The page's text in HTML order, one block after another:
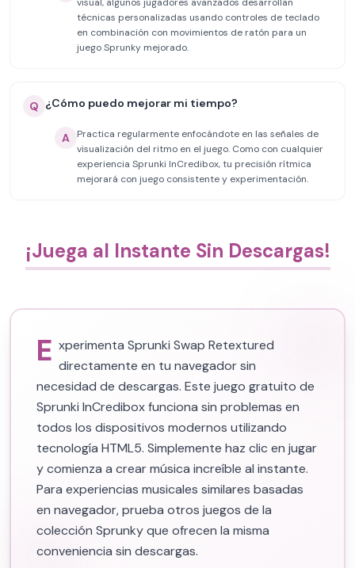
técnicas personalizadas usando controles de teclado
en combinación con movimientos de ratón para un
juego Sprunky mejorado.
Q ¿Cómo puedo mejorar mi tiempo?
A
Practica regularmente enfocándote en las señales de
visualización del ritmo en el juego. Como con cualquier
experiencia Sprunki InCredibox, tu precisión rítmica
mejorará con juego consistente y experimentación.
¡Juega al Instante Sin Descargas!
E xperimenta Sprunki Swap Retextured
directamente en tu navegador sin
necesidad de descargas. Este juego gratuito de
Sprunki InCredibox funciona sin problemas en
todos los dispositivos modernos utilizando
tecnología HTML5. Simplemente haz clic en jugar
y comienza a crear música increíble al instante.
Para experiencias musicales similares basadas
en navegador, prueba otros juegos de la
colección Sprunky que ofrecen la misma
conveniencia sin descargas.